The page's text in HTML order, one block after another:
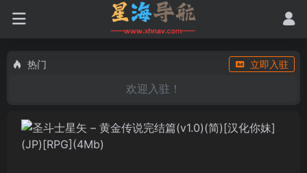
热门 立即入驻
欢迎入驻！